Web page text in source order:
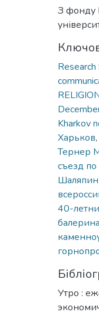
З фонду
Kharkov
Харьков,
Тернер
съезд
40-
балерина
Утро :